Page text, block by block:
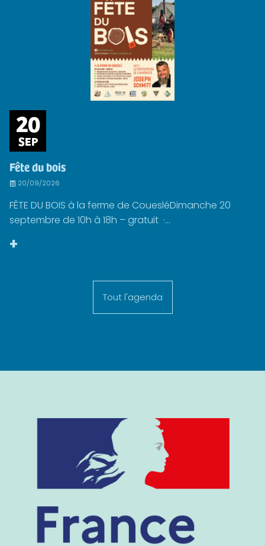
20
SEP
Fête du bois
20/09/2026
FÊTE DU BOIS à la ferme de CouesléDimanche 20
septembre de 10h à 18h – gratuit ·...
+
Tout l'agenda